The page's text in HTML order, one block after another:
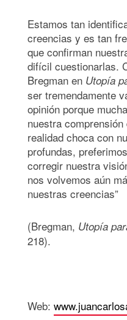
Estamos tan
creencias y es tan
que confirman
difícil cuestionarlas.
Bregman en Utopía
ser tremendamente
opinión porque
nuestra
realidad choca con
profundas,
corregir nuestra
nos volvemos aún
nuestras creencias”
(Bregman, Utopía
218).
Web: